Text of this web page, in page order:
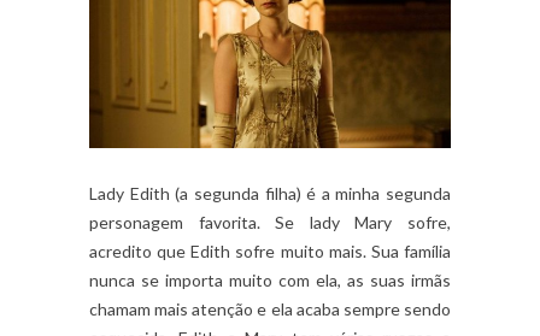
Lady Edith (a segunda filha) é a minha segunda
personagem favorita. Se lady Mary sofre,
acredito que Edith sofre muito mais. Sua família
nunca se importa muito com ela, as suas irmãs
chamam mais atenção e ela acaba sempre sendo